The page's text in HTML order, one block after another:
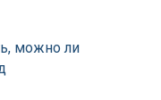
можно ли